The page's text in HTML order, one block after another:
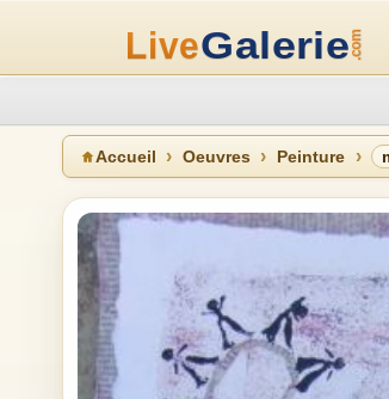
Accueil Oeuvres Peinture